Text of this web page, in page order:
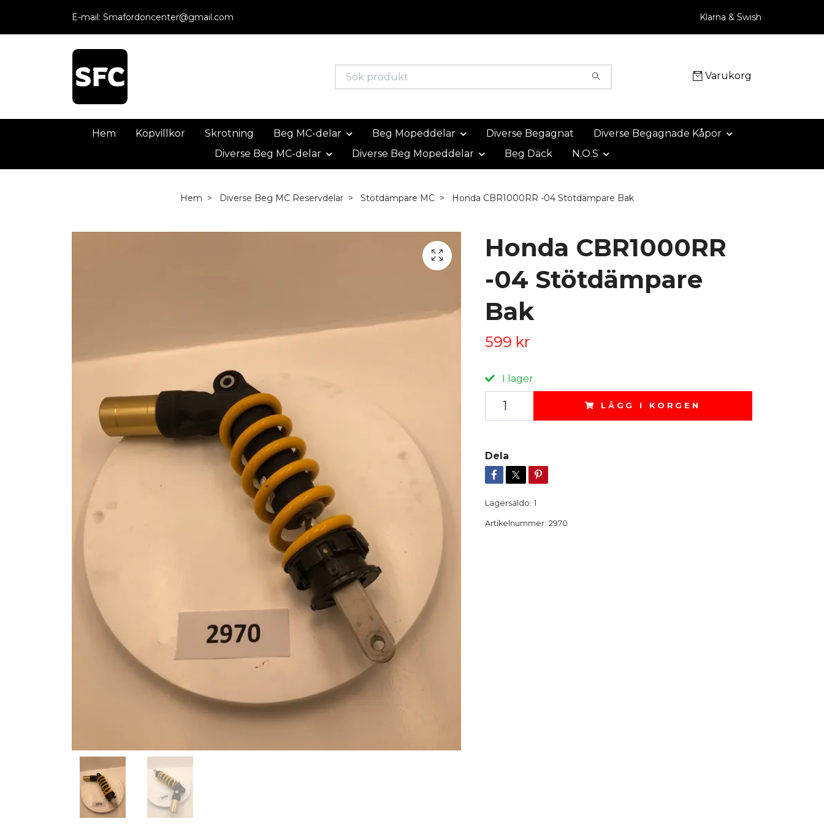
E-mail: Smafordoncenter@gmail.com Klarna & Swish
Varukorg
Hem Köpvillkor Skrotning Beg MC-delar Beg Mopeddelar Diverse Begagnat
Diverse Begagnade Kåpor
Diverse Beg MC-delar
Diverse Beg Mopeddelar Beg Däck N.O.S
Hem Diverse Beg MC Reservdelar Stötdämpare MC Honda CBR1000RR -04 Stötdämpare Bak
Honda CBR1000RR
-04 Stötdämpare
Bak
599 kr
I lager.
LÄGG I KORGEN
Dela
Lagersaldo: 1
Artikelnummer: 2970